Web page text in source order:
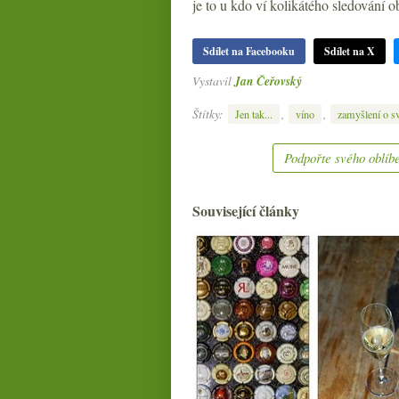
je to u kdo ví kolikátého sledování
Sdílet na Facebooku Sdílet na X
VystavilJan Čeřovský
Štítky:
Jen tak... víno zamyšlení o
Podpořte svého
Související články